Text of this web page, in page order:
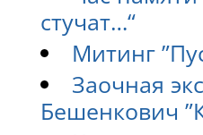
стучат…“
Митинг
Заочная
Бешенкович